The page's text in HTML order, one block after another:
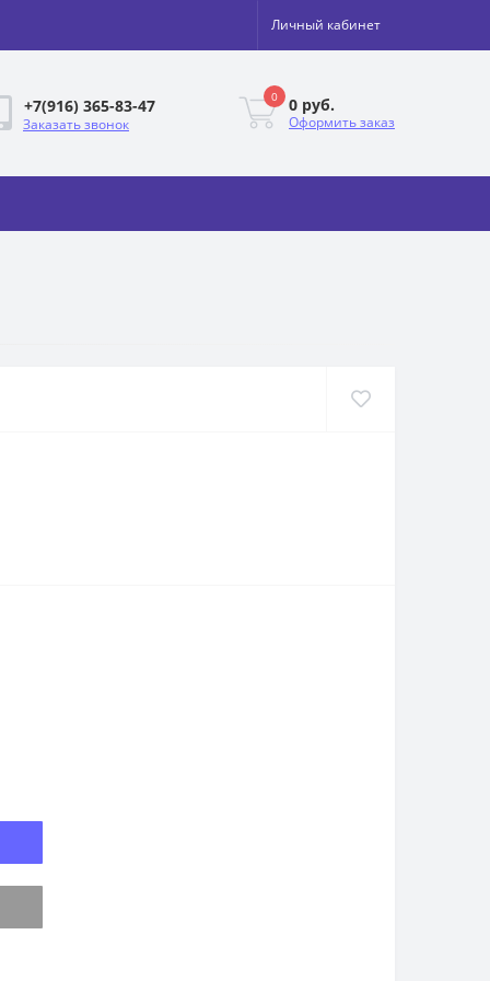
Личный кабинет
+7(916) 365-83-47
Заказать звонок
0 0 руб.
Оформить заказ